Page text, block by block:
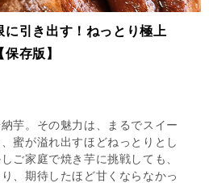
引き出す！ねっとり極上
存版】
芋。その魅力は、まるでスイー
蜜が溢れ出すほどねっとりとし
ご家庭で焼き芋に挑戦しても、
、期待したほど甘くならなかっ